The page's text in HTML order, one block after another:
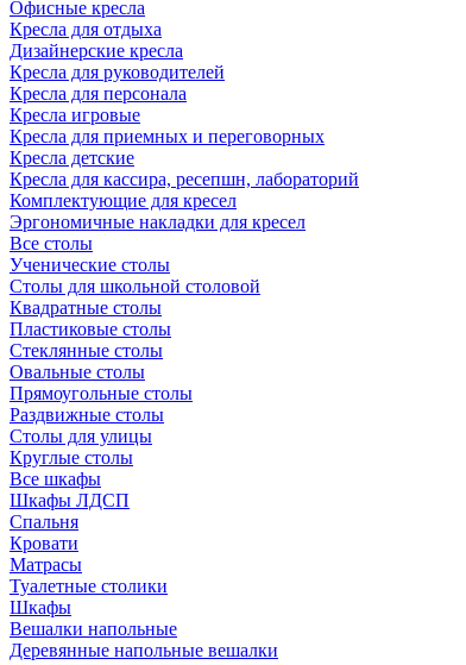
Офисные кресла
Кресла для отдыха
Дизайнерские кресла
Кресла для руководителей
Кресла для персонала
Кресла игровые
Кресла для приемных и переговорных
Кресла детские
Кресла для кассира, ресепшн, лабораторий
Комплектующие для кресел
Эргономичные накладки для кресел
Все столы
Ученические столы
Столы для школьной столовой
Квадратные столы
Пластиковые столы
Стеклянные столы
Овальные столы
Прямоугольные столы
Раздвижные столы
Столы для улицы
Круглые столы
Все шкафы
Шкафы ЛДСП
Спальня
Кровати
Матрасы
Туалетные столики
Шкафы
Вешалки напольные
Деревянные напольные вешалки